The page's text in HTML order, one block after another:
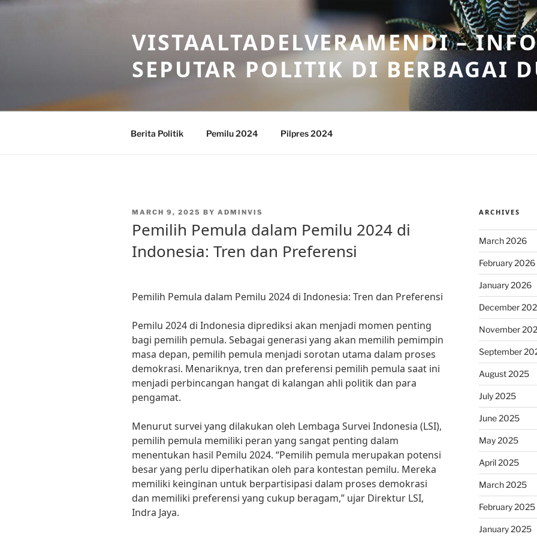
Skip
VISTAALTADELVERAMENDI –
SEPUTAR POLITIK DI BERBAGAI
Berita Politik Pemilu 2024 Pilpres 2024
POSTED
MARCH 9, 2025 BY ADMINVIS
Pemilih Pemula dalam Pemilu 2024 di
Indonesia: Tren dan Preferensi
Pemilih Pemula dalam Pemilu 2024 di Indonesia: Tren dan Preferensi
Pemilu 2024 di Indonesia diprediksi akan menjadi momen penting
bagi pemilih pemula. Sebagai generasi yang akan memilih pemimpin
masa depan, pemilih pemula menjadi sorotan utama dalam proses
demokrasi. Menariknya, tren dan preferensi pemilih pemula saat ini
menjadi perbincangan hangat di kalangan ahli politik dan para
pengamat.
Menurut survei yang dilakukan oleh Lembaga Survei Indonesia (LSI),
pemilih pemula memiliki peran yang sangat penting dalam
menentukan hasil Pemilu 2024. “Pemilih pemula merupakan potensi
besar yang perlu diperhatikan oleh para kontestan pemilu. Mereka
memiliki keinginan untuk berpartisipasi dalam proses demokrasi
dan memiliki preferensi yang cukup beragam,” ujar Direktur LSI,
Indra Jaya.
ARCHIVES
March 2026
February 2026
January 2026
December
November
September
August 2025
July 2025
June 2025
May 2025
April 2025
March 2025
February 2025
January 2025